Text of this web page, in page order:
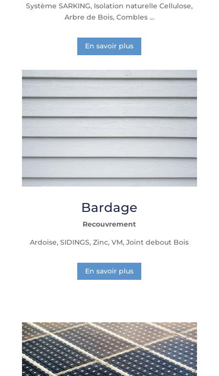
Système SARKING, Isolation naturelle Cellulose,
Arbre de Bois, Combles …
En savoir plus
Bardage
Recouvrement
Ardoise,SIDINGS, Zinc, VM, Joint debout Bois
En savoir plus